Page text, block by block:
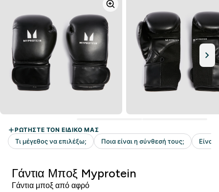
Γάντια Μποξ Myprotein
Γάντια μποξ από αφρό